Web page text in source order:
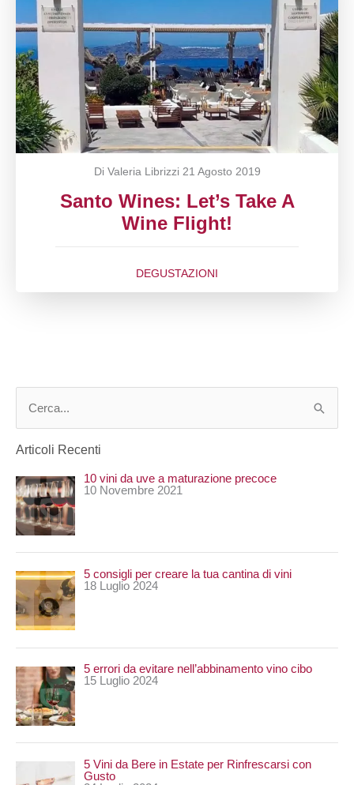
Di Valeria Librizzi 21 Agosto 2019
Santo Wines: Let’s Take A
Wine Flight!
DEGUSTAZIONI
c
a
:
Articoli Recenti
10 vini da uve a maturazione precoce
10 Novembre 2021
5 consigli per creare la tua cantina di vini
18 Luglio 2024
5 errori da evitare nell’abbinamento vino cibo
15 Luglio 2024
5 Vini da Bere in Estate per Rinfrescarsi con
Gusto